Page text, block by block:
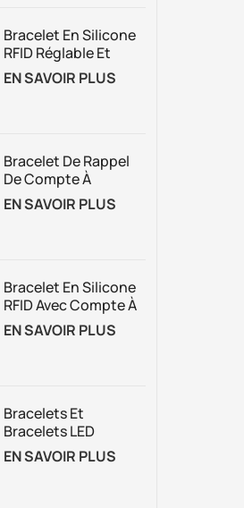
Bracelet En Silicone
RFID Réglable Et
Personnalisé
EN SAVOIR PLUS
Bracelet De Rappel
De Compte À
Rebours Vibrant
RFID Pour La Gestion
EN SAVOIR PLUS
Bracelet En Silicone
RFID Avec Compte À
Rebours Et Logo
Personnalisé, Avec
EN SAVOIR PLUS
Bracelets Et
Bracelets LED
Rechargeables Avec
Gestion Du Temps
EN SAVOIR PLUS